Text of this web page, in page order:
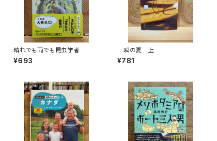
晴れでも雨でも昆虫学者
¥693
一瞬の夏 上
¥781